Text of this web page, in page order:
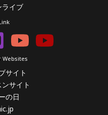
ライブ
Websites
サイト
サイト
の日